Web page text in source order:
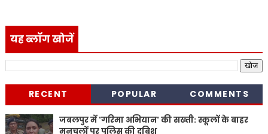
यह ब्लॉग खोजें
RECENT POPULAR COMMENTS
जबलपुर में 'गरिमा अभियान' की सख्ती: स्कूलों के बाहर
मनचलों पर पुलिस की दबिश